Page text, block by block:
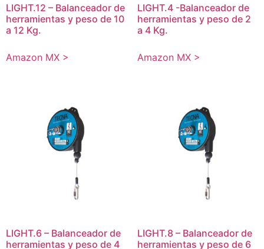
LIGHT.12 – Balanceador de
herramientas y peso de 10
a 12 Kg.
Amazon MX >
LIGHT.4 -Balanceador de
herramientas y peso de 2
a 4 Kg.
Amazon MX >
LIGHT.6 – Balanceador de
herramientas y peso de 4
LIGHT.8 – Balanceador de
herramientas y peso de 6